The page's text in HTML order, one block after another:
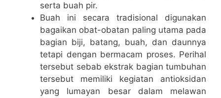
serta buah pir.
Buah ini secara tradisional digunakan
bagaikan obat-obatan paling utama pada
bagian biji, batang, buah, dan daunnya
tetapi dengan bermacam proses. Perihal
tersebut sebab ekstrak bagian tumbuhan
tersebut memiliki kegiatan antioksidan
yang lumayan besar dalam melawan